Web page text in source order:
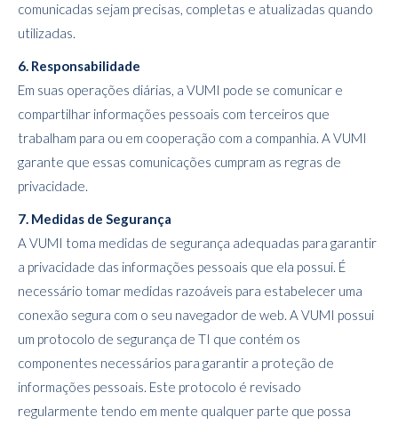
comunicadas sejam precisas, completas e atualizadas quando
utilizadas.
6. Responsabilidade
Em suas operações diárias, a VUMI pode se comunicar e
compartilhar informações pessoais com terceiros que
trabalham para ou em cooperação com a companhia. A VUMI
garante que essas comunicações cumpram as regras de
privacidade.
7. Medidas de Segurança
A VUMI toma medidas de segurança adequadas para garantir
a privacidade das informações pessoais que ela possui. É
necessário tomar medidas razoáveis para estabelecer uma
conexão segura com o seu navegador de web. A VUMI possui
um protocolo de segurança de TI que contém os
componentes necessários para garantir a proteção de
informações pessoais. Este protocolo é revisado
regularmente tendo em mente qualquer parte que possa